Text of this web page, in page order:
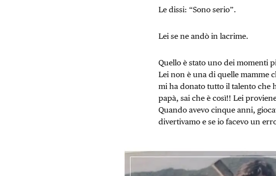
Le dissi: “Sono serio”.
Lei se ne andò in lacrime.
Quello è stato uno dei momenti
Lei non è una di quelle mamme
mi ha donato tutto il talento che
papà, sai che è così!! Lei
Quando avevo cinque anni,
divertivamo e se io facevo un